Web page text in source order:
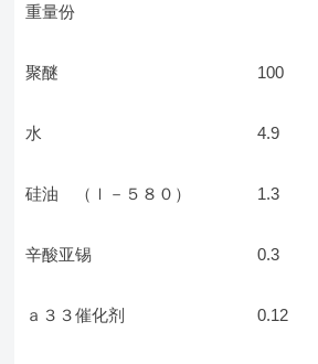
重量份
聚醚 100
水 4.9
硅油 （ｌ－５８０） 1.3
辛酸亚锡 0.3
ａ３３催化剂 0.12